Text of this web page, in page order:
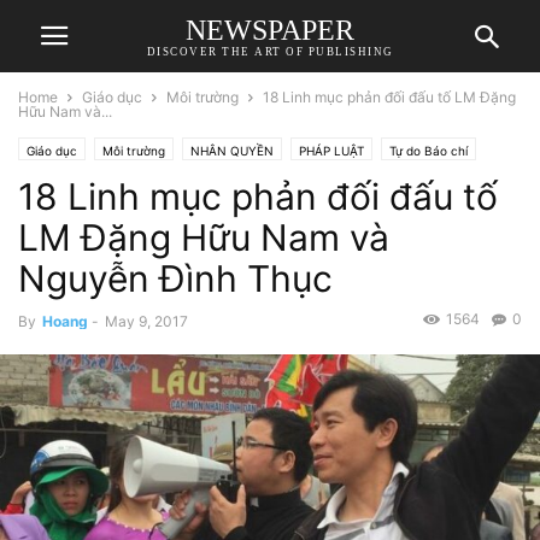
NEWSPAPER
DISCOVER THE ART OF PUBLISHING
Home Giáo dục Môi trường
18 Linh mục phản đối đấu tố LM Đặng
Hữu Nam và...
Giáo dục Môi trường NHÂN QUYỀN PHÁP LUẬT Tự do Báo chí
18 Linh mục phản đối đấu tố
LM Đặng Hữu Nam và
Nguyễn Đình Thục
By Hoang - May 9, 2017 0
1564